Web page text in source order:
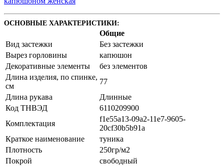
ОСНОВНЫЕ ХАРАКТЕРИСТИКИ:
Общие
Вид застежки
Без застежки
Вырез горловины
капюшон
Декоративные элементы
без элементов
Длина изделия, по спинке,
см
77
Длина рукава
Длинные
Код ТНВЭД
6110209900
Комплектация
f1e55a13-09a2-11e7-9605-
20cf30b5b91a
Краткое наименование
туника
Плотность
250гр/м2
Покрой
свободный